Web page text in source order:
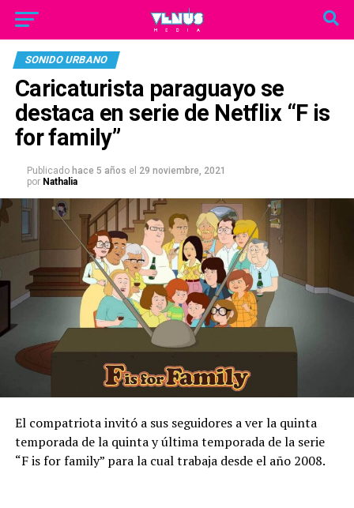
SONIDO URBANO
Caricaturista paraguayo se
destaca en serie de Netflix “F is
for family”
Publicado hace 5 años el 29 noviembre, 2021
por Nathalia
El compatriota invitó a sus seguidores a ver la quinta
temporada de la quinta y última temporada de la serie
“F is for family” para la cual trabaja desde el año 2008.